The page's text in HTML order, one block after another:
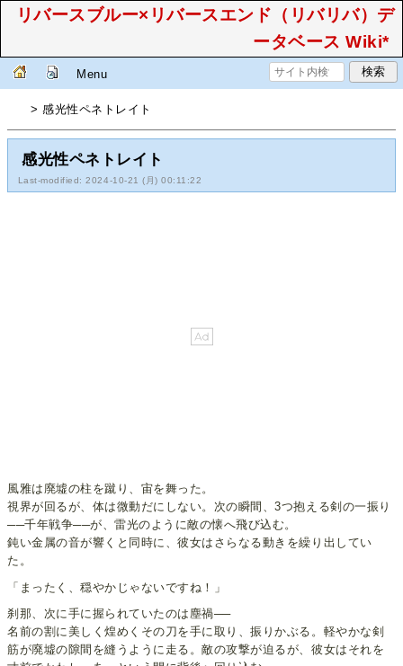
リバースブルー×リバースエンド（リバリバ）デ
ータベース Wiki*
Menu
> 感光性ペネトレイト
感光性ペネトレイト
Last-modified: 2024-10-21 (月) 00:11:22
風雅は廃墟の柱を蹴り、宙を舞った。
視界が回るが、体は微動だにしない。次の瞬間、3つ抱える剣の一振り
──千年戦争──が、雷光のように敵の懐へ飛び込む。
鈍い金属の音が響くと同時に、彼女はさらなる動きを繰り出してい
た。
「まったく、穏やかじゃないですね！」
刹那、次に手に握られていたのは塵禍──
名前の割に美しく煌めくその刀を手に取り、振りかぶる。軽やかな剣
筋が廃墟の隙間を縫うように走る。敵の攻撃が迫るが、彼女はそれを